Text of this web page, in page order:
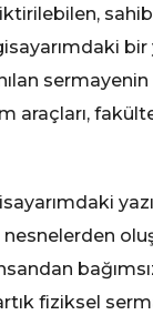
bir
sermayenin
araçları,
fiziksel